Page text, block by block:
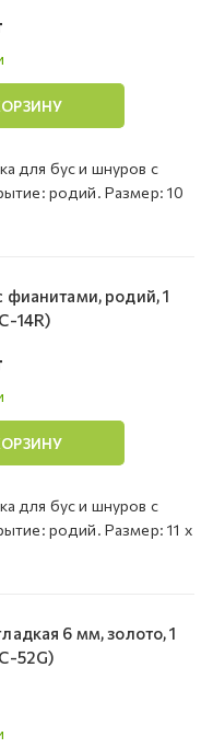
для бус и шнуров с
родий. Размер: 10
родий, 1
14R)
для бус и шнуров с
родий. Размер: 11 х
6 мм, золото, 1
52G)